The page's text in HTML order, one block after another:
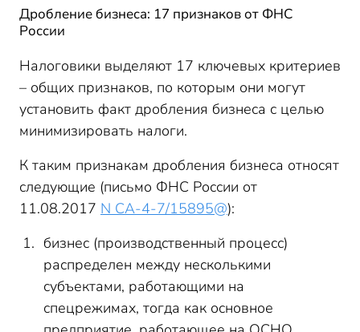
Дробление бизнеса: 17 признаков от ФНС
России
Налоговики выделяют 17 ключевых критериев
– общих признаков, по которым они могут
установить факт дробления бизнеса с целью
минимизировать налоги.
К таким признакам дробления бизнеса относят
следующие (письмо ФНС России от
11.08.2017 N СА-4-7/15895@):
бизнес (производственный процесс)
распределен между несколькими
субъектами, работающими на
спецрежимах, тогда как основное